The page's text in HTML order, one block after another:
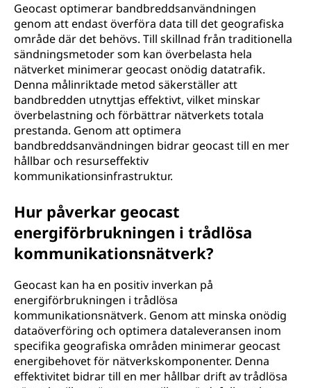
Geocast optimerar bandbreddsanvändningen
genom att endast överföra data till det geografiska
område där det behövs. Till skillnad från traditionella
sändningsmetoder som kan överbelasta hela
nätverket minimerar geocast onödig datatrafik.
Denna målinriktade metod säkerställer att
bandbredden utnyttjas effektivt, vilket minskar
överbelastning och förbättrar nätverkets totala
prestanda. Genom att optimera
bandbreddsanvändningen bidrar geocast till en mer
hållbar och resurseffektiv
kommunikationsinfrastruktur.
Hur påverkar geocast
energiförbrukningen i trådlösa
kommunikationsnätverk?
Geocast kan ha en positiv inverkan på
energiförbrukningen i trådlösa
kommunikationsnätverk. Genom att minska onödig
dataöverföring och optimera dataleveransen inom
specifika geografiska områden minimerar geocast
energibehovet för nätverkskomponenter. Denna
effektivitet bidrar till en mer hållbar drift av trådlösa